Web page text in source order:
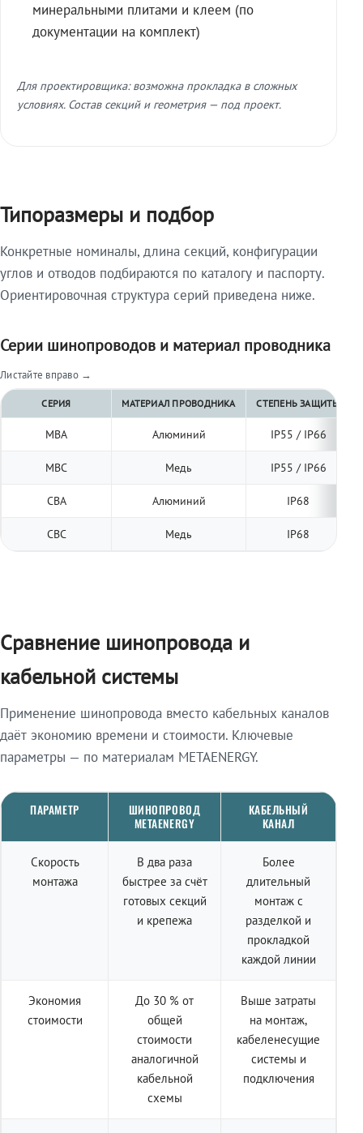
минеральными плитами и клеем (по
документации на комплект)
Для проектировщика: возможна прокладка в сложных
условиях. Состав секций и геометрия — под проект.
Типоразмеры и подбор
Конкретные номиналы, длина секций, конфигурации
углов и отводов подбираются по каталогу и паспорту.
Ориентировочная структура серий приведена ниже.
Серии шинопроводов и материал проводника
Листайте вправо →
СЕРИЯ МАТЕРИАЛ ПРОВОДНИКА СТЕПЕНЬ ЗАЩИТЫ
МВА Алюминий IP55 / IP66
МВС Медь IP55 / IP66
СВА Алюминий IP68
СВС Медь IP68
Сравнение шинопровода и
кабельной системы
Применение шинопровода вместо кабельных каналов
даёт экономию времени и стоимости. Ключевые
параметры — по материалам METAENERGY.
ПАРАМЕТР
ШИНОПРОВОД
METAENERGY
КАБЕЛЬНЫЙ
КАНАЛ
Скорость
монтажа
В два раза
быстрее за счёт
готовых секций
и крепежа
Более
длительный
монтаж с
разделкой и
прокладкой
каждой линии
Экономия
стоимости
До 30 % от
общей
стоимости
аналогичной
кабельной
схемы
Выше затраты
на монтаж,
кабеленесущие
системы и
подключения